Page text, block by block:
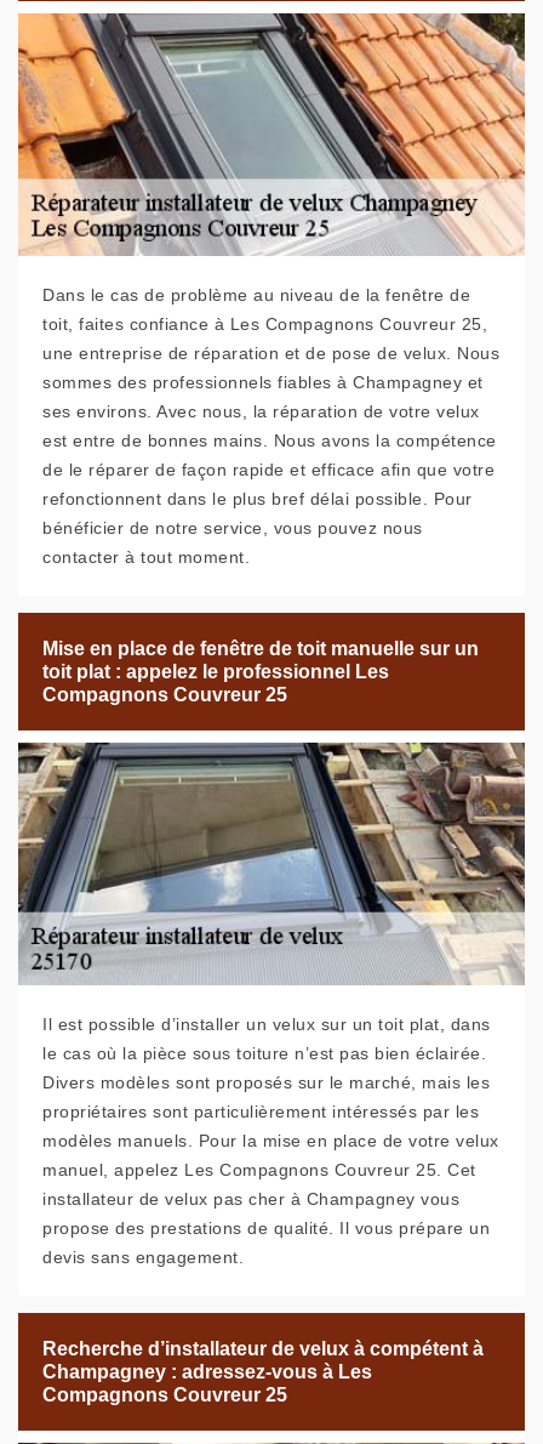
Dans le cas de problème au niveau de la fenêtre de
toit, faites confiance à Les Compagnons Couvreur 25,
une entreprise de réparation et de pose de velux. Nous
sommes des professionnels fiables à Champagney et
ses environs. Avec nous, la réparation de votre velux
est entre de bonnes mains. Nous avons la compétence
de le réparer de façon rapide et efficace afin que votre
refonctionnent dans le plus bref délai possible. Pour
bénéficier de notre service, vous pouvez nous
contacter à tout moment.
Mise en place de fenêtre de toit manuelle sur un
toit plat : appelez le professionnel Les
Compagnons Couvreur 25
Il est possible d’installer un velux sur un toit plat, dans
le cas où la pièce sous toiture n’est pas bien éclairée.
Divers modèles sont proposés sur le marché, mais les
propriétaires sont particulièrement intéressés par les
modèles manuels. Pour la mise en place de votre velux
manuel, appelez Les Compagnons Couvreur 25. Cet
installateur de velux pas cher à Champagney vous
propose des prestations de qualité. Il vous prépare un
devis sans engagement.
Recherche d’installateur de velux à compétent à
Champagney : adressez-vous à Les
Compagnons Couvreur 25